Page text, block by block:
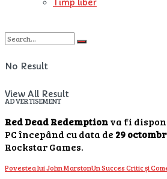
Timp liber
No Result
View All Result
ADVERTISEMENT
Red Dead Redemptionva fi
PC începând cu data de 29
Rockstar Games.
Povestea lui John MarstonUn Succes Critic și